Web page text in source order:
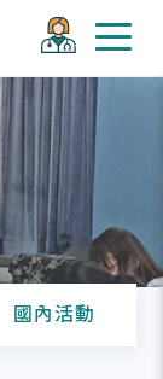
國內活動